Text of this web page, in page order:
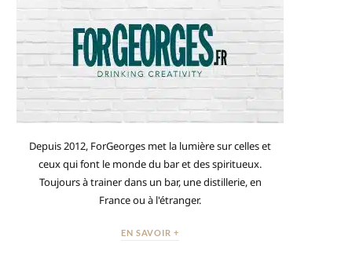
Depuis 2012, ForGeorges met la lumière sur celles et
ceux qui font le monde du bar et des spiritueux.
Toujours à trainer dans un bar, une distillerie, en
France ou à l'étranger.
EN SAVOIR +